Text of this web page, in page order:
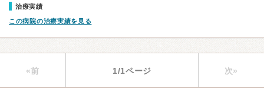
治療実績
この病院の治療実績を見る
«前 1/1ページ 次»